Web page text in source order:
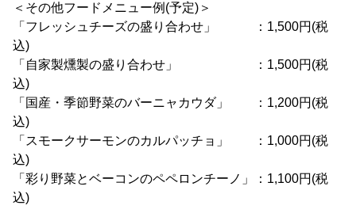
＜その他フードメニュー例(予定)＞
「フレッシュチーズの盛り合わせ」 ：1,500円(税
込)
「自家製燻製の盛り合わせ」 ：1,500円(税
込)
「国産・季節野菜のバーニャカウダ」 ：1,200円(税
込)
「スモークサーモンのカルパッチョ」 ：1,000円(税
込)
「彩り野菜とベーコンのペペロンチーノ」：1,100円(税
込)